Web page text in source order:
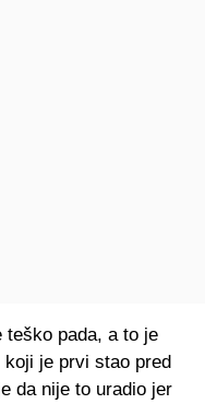
teško pada, a to je
koji je prvi stao pred
da nije to uradio jer